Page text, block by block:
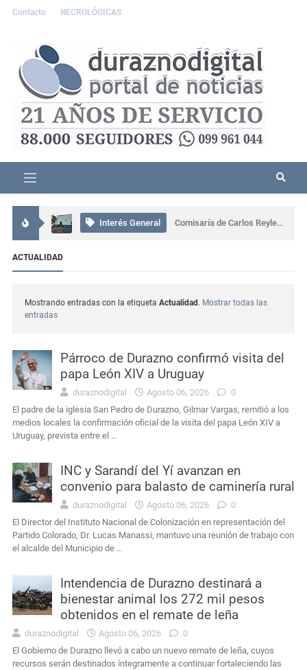
Contacto NECROLÓGICAS
Interés General Comisaría de Carlos Reyles coordinó el rescate de un conductor atrapado tras un grave siniestro en Ruta 5
Actualidad Edil de Durazno advierte que las demoras del servicio forense prolongan la espera de las familias para sepultar a sus seres queridos
Actualidad
Actualidad Intendencia de Durazno prepara la Nostalgia Gaucha y los festejos por la Independencia para el 24 y 25 de agosto
Interés General
ACTUALIDAD
Mostrando entradas con la etiqueta Actualidad. Mostrar todas las
entradas
Párroco de Durazno confirmó visita del
papa León XIV a Uruguay
duraznodigital Agosto 06, 2026
0
El padre de la iglesia San Pedro de Durazno, Gilmar Vargas, remitió a los
medios locales la confirmación oficial de la visita del papa León XIV a
Uruguay, prevista entre el …
INC y Sarandí del Yí avanzan en
convenio para balasto de caminería rural
duraznodigital Agosto 06, 2026
0
El Director del Instituto Nacional de Colonización en representación del
Partido Colorado, Dr. Lucas Manassi, mantuvo una reunión de trabajo con
el alcalde del Municipio de …
Intendencia de Durazno destinará a
bienestar animal los 272 mil pesos
obtenidos en el remate de leña
duraznodigital Agosto 06, 2026
0
El Gobierno de Durazno llevó a cabo un nuevo remate de leña, cuyos
recursos serán destinados íntegramente a continuar fortaleciendo las